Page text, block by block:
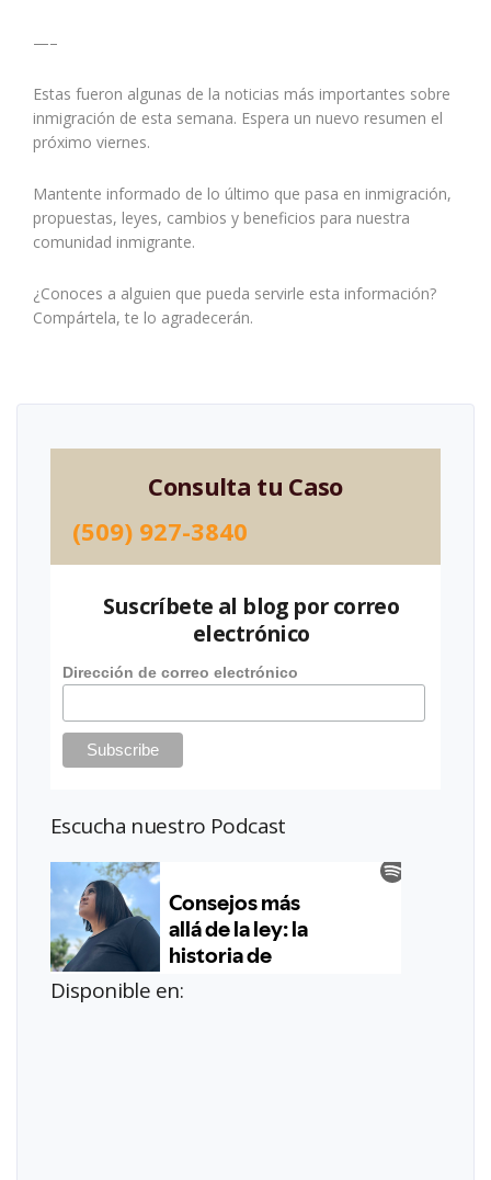
—–
Estas fueron algunas de la noticias más importantes sobre
inmigración de esta semana. Espera un nuevo resumen el
próximo viernes.
Mantente informado de lo último que pasa en inmigración,
propuestas, leyes, cambios y beneficios para nuestra
comunidad inmigrante.
¿Conoces a alguien que pueda servirle esta información?
Compártela, te lo agradecerán.
Consulta tu Caso
(509) 927-3840
Suscríbete al blog por correo
electrónico
Dirección de correo electrónico
Escucha nuestro Podcast
Disponible en: